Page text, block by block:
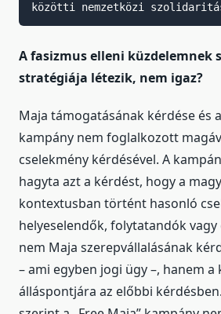
közötti nemzetközi
A fasizmus elleni küzdelemnek
stratégiája létezik, nem igaz?
Maja támogatásának kérdése és
kampány nem foglalkozott
cselekmény kérdésével. A
hagyta azt a kérdést, hogy a
kontextusban történt hasonló
helyeselendők, folytatandók
nem Maja szerepvállalásának
– ami egyben jogi ügy –, hanem a
álláspontjára az előbbi